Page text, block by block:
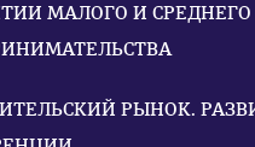
МАЛОГО И СРЕДНЕГО
РЫНОК.